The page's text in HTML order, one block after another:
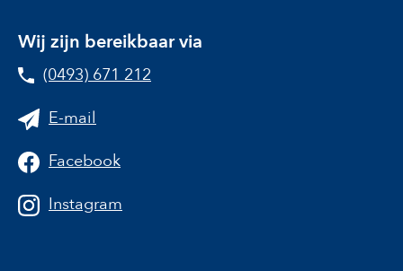
Wij zijn bereikbaar via
(0493) 671 212
E-mail
Facebook
Instagram